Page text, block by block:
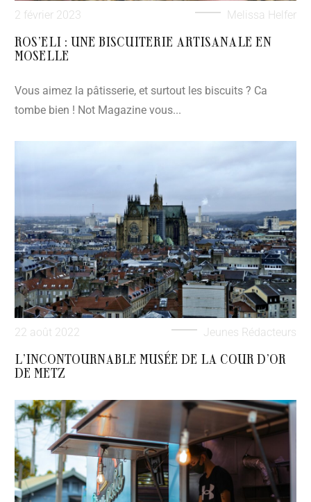
2 février 2023 Melissa Helfer
ROS’ELI : UNE BISCUITERIE ARTISANALE EN
MOSELLE
Vous aimez la pâtisserie, et surtout les biscuits ? Ca
tombe bien ! Not Magazine vous...
22 août 2022 Jeunes Rédacteurs
L’INCONTOURNABLE MUSÉE DE LA COUR D’OR
DE METZ